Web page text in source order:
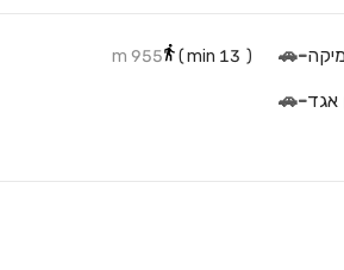
-
🚗
(
13
955 m
אגד-
🚗